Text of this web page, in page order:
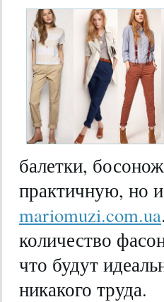
балетки,
практичную, но
mariomuzi.com.ua
количество
что будут
никакого труда.